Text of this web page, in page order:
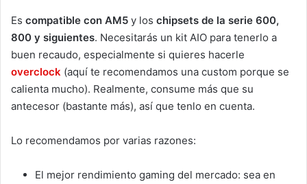
Es compatible con AM5 y los chipsets de la serie 600,
800 y siguientes. Necesitarás un kit AIO para tenerlo a
buen recaudo, especialmente si quieres hacerle
overclock (aquí te recomendamos una custom porque se
calienta mucho). Realmente, consume más que su
antecesor (bastante más), así que tenlo en cuenta.
Lo recomendamos por varias razones:
El mejor rendimiento gaming del mercado: sea en